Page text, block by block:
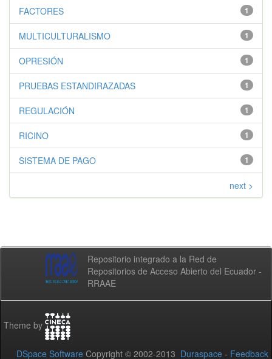
1
FACTORES
1
MULTICULTURALISMO
1
OPRESIÓN
1
PRUEBAS ESTANDIRAZADAS
1
REGULACIÓN
1
RICINO
1
SISTEMA DE PAGO
next >
Repositorio integrado a la Red de
Repositorios de Acceso Abierto del Ecuador -
RRAAE
Theme by
DSpace Software Copyright © 2002-2013 Duraspace - Feedback